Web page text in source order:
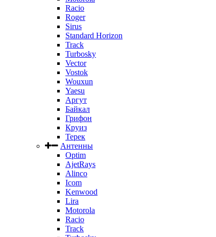
Racio
Roger
Sirus
Standard Horizon
Track
Turbosky
Vector
Vostok
Wouxun
Yaesu
Аргут
Байкал
Грифон
Круиз
Терек
Антенны
Optim
AjetRays
Alinco
Icom
Kenwood
Lira
Motorola
Racio
Track